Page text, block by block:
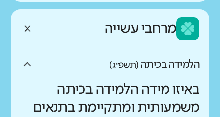
מרחבי עשייה
הלמידה בכיתה (תשפ״ג)
באיזו מידה הלמידה בכיתה
משמעותית ומתקיימת בתנאים